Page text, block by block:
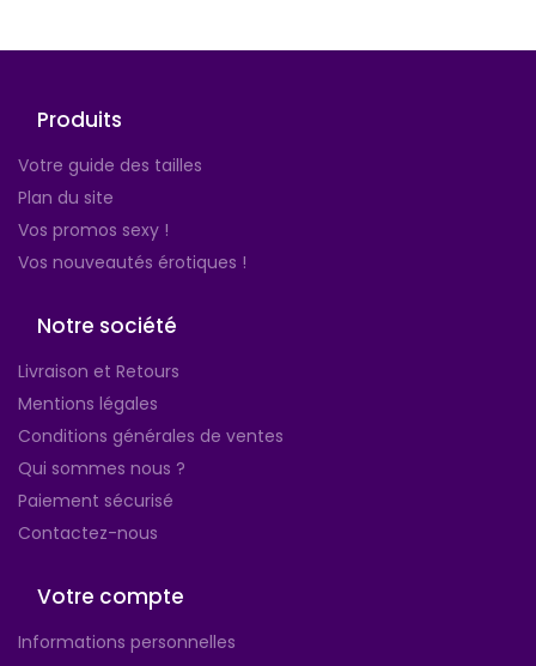
Produits
Votre guide des tailles
Plan du site
Vos promos sexy !
Vos nouveautés érotiques !
Notre société
Livraison et Retours
Mentions légales
Conditions générales de ventes
Qui sommes nous ?
Paiement sécurisé
Contactez-nous
Votre compte
Informations personnelles